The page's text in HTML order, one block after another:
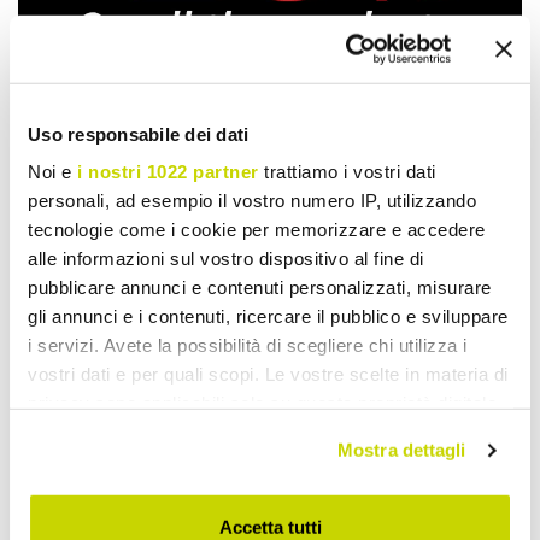
Uso responsabile dei dati
Noi e i nostri 1022 partner trattiamo i vostri dati
personali, ad esempio il vostro numero IP, utilizzando
tecnologie come i cookie per memorizzare e accedere
alle informazioni sul vostro dispositivo al fine di
pubblicare annunci e contenuti personalizzati, misurare
gli annunci e i contenuti, ricercare il pubblico e sviluppare
i servizi. Avete la possibilità di scegliere chi utilizza i
vostri dati e per quali scopi. Le vostre scelte in materia di
modificare o revocare il proprio consenso in qualsiasi
momento dalla Dichiarazione sui cookie o facendo clic
sull'icona di attivazione della privacy.
Mostra dettagli
Accetta tutti
Take advantage of it now!